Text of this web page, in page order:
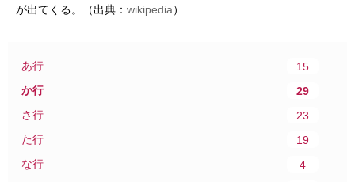
あ行
15
か行
29
さ行
23
た行
19
な行
4
が出てくる。（出典： wikipedia）